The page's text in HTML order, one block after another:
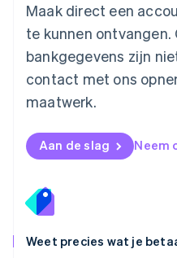
Maak direct een
te kunnen
bankgegevens zijn
contact met ons
maatwerk.
Aan de slag Neem
Weet precies wat je
Nederlands English
Nieuw-Zeeland
English
Noorwegen
English
DeutschEnglish
English
Portugal
Roemenië
English
English简体中文